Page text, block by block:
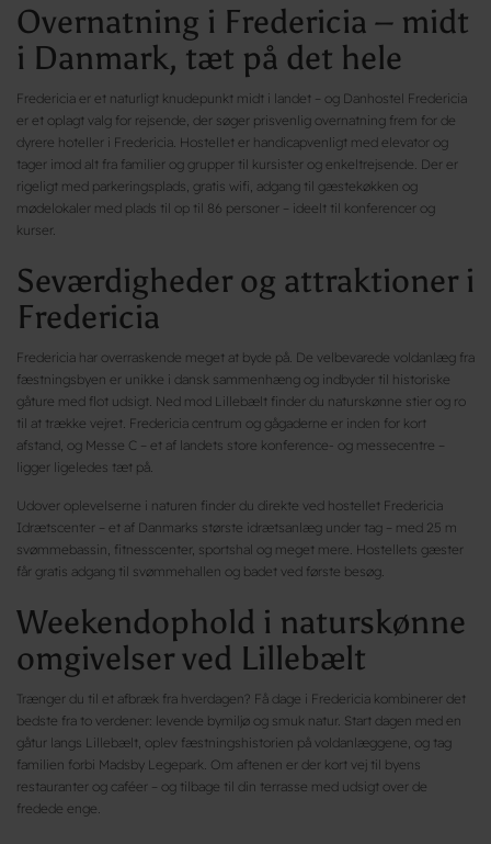
Overnatning i Fredericia – midt
i Danmark, tæt på det hele
Fredericia er et naturligt knudepunkt midt i landet – og Danhostel Fredericia
er et oplagt valg for rejsende, der søger prisvenlig overnatning frem for de
dyrere hoteller i Fredericia. Hostellet er handicapvenligt med elevator og
tager imod alt fra familier og grupper til kursister og enkeltrejsende. Der er
rigeligt med parkeringsplads, gratis wifi, adgang til gæstekøkken og
mødelokaler med plads til op til 86 personer – ideelt til konferencer og
kurser.
Seværdigheder og attraktioner i
Fredericia
Fredericia har overraskende meget at byde på. De velbevarede voldanlæg fra
fæstningsbyen er unikke i dansk sammenhæng og indbyder til historiske
gåture med flot udsigt. Ned mod Lillebælt finder du naturskønne stier og ro
til at trække vejret. Fredericia centrum og gågaderne er inden for kort
afstand, og Messe C – et af landets store konference- og messecentre –
ligger ligeledes tæt på.
Udover oplevelserne i naturen finder du direkte ved hostellet Fredericia
Idrætscenter – et af Danmarks største idrætsanlæg under tag – med 25 m
svømmebassin, fitnesscenter, sportshal og meget mere. Hostellets gæster
får gratis adgang til svømmehallen og badet ved første besøg.
Weekendophold i naturskønne
omgivelser ved Lillebælt
Trænger du til et afbræk fra hverdagen? Få dage i Fredericia kombinerer det
bedste fra to verdener: levende bymiljø og smuk natur. Start dagen med en
gåtur langs Lillebælt, oplev fæstningshistorien på voldanlæggene, og tag
familien forbi Madsby Legepark. Om aftenen er der kort vej til byens
restauranter og caféer – og tilbage til din terrasse med udsigt over de
fredede enge.